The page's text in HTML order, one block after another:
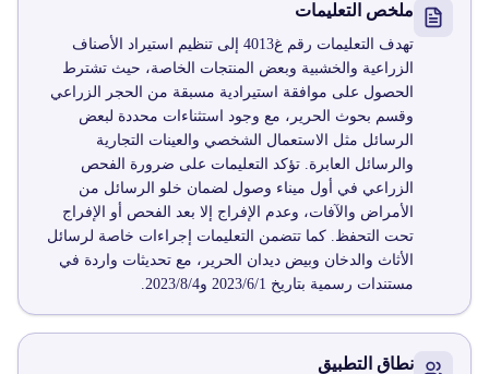
ملخص التعليمات
تهدف التعليمات رقم غ4013 إلى تنظيم استيراد الأصناف
الزراعية والخشبية وبعض المنتجات الخاصة، حيث تشترط
الحصول على موافقة استيرادية مسبقة من الحجر الزراعي
وقسم بحوث الحرير، مع وجود استثناءات محددة لبعض
الرسائل مثل الاستعمال الشخصي والعينات التجارية
والرسائل العابرة. تؤكد التعليمات على ضرورة الفحص
الزراعي في أول ميناء وصول لضمان خلو الرسائل من
الأمراض والآفات، وعدم الإفراج إلا بعد الفحص أو الإفراج
تحت التحفظ. كما تتضمن التعليمات إجراءات خاصة لرسائل
الأثاث والدخان وبيض ديدان الحرير، مع تحديثات واردة في
مستندات رسمية بتاريخ 2023/6/1 و2023/8/4.
نطاق التطبيق